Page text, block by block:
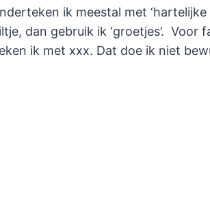
ik meestal met ‘hartelijke
dan gebruik ik ‘groetjes’. Voor
ik met xxx. Dat doe ik niet